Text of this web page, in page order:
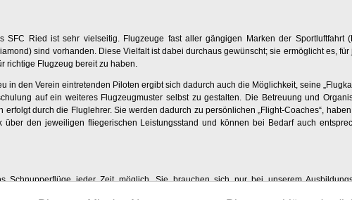
SFC Ried ist sehr vielseitig. Flugzeuge fast aller gängigen Marken der Sportluftfahrt
sind vorhanden. Diese Vielfalt ist dabei durchaus gewünscht; sie ermöglicht es, für
richtige Flugzeug bereit zu haben.
in den Verein eintretenden Piloten ergibt sich dadurch auch die Möglichkeit, seine
auf ein weiteres Flugzeugmuster selbst zu gestalten. Die Betreuung und
erfolgt durch die Fluglehrer. Sie werden dadurch zu persönlichen „Flight-Coaches“,
über den jeweiligen fliegerischen Leistungsstand und können bei Bedarf auch
Schnupperflüge jeder Zeit möglich. Sie brauchen sich nur bei unserem